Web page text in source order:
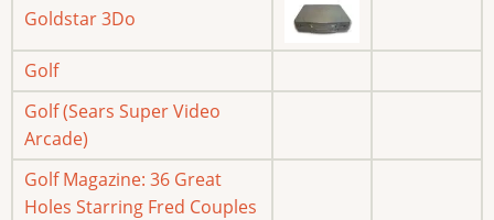
Goldstar 3Do
Golf
Golf (Sears Super Video
Arcade)
Golf Magazine: 36 Great
Holes Starring Fred Couples